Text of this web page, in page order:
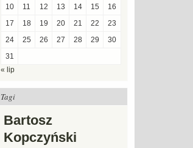
10
11 12 13 14 15
16
17
18 19 20 21 22
23
24
25 26 27 28 29
30
31
« lip
Tagi
Bartosz
Kopczyński